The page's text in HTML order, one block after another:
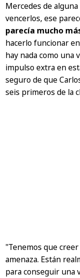
Mercedes de
vencerlos, ese
parecía mucho
hacerlo funcionar
hay nada como una
impulso extra en
seguro de que
seis primeros de la
"Tenemos que
amenaza. Están
para conseguir una